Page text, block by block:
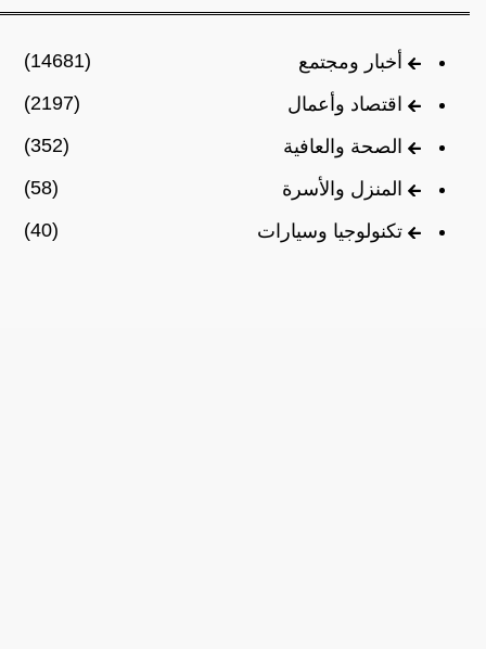
أخبار ومجتمع
(14681)
اقتصاد وأعمال
(2197)
الصحة والعافية
(352)
المنزل والأسرة
(58)
تكنولوجيا وسيارات
(40)